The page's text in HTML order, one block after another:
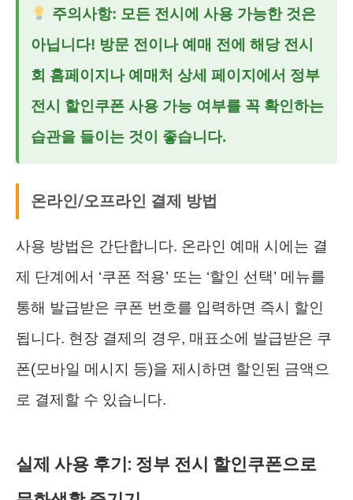
주의사항: 모든 전시에 사용 가능한 것은
아닙니다! 방문 전이나 예매 전에 해당 전시
회 홈페이지나 예매처 상세 페이지에서 정부
전시 할인쿠폰 사용 가능 여부를 꼭 확인하는
습관을 들이는 것이 좋습니다.
온라인/오프라인 결제 방법
사용 방법은 간단합니다. 온라인 예매 시에는 결
제 단계에서 ‘쿠폰 적용’ 또는 ‘할인 선택’ 메뉴를
통해 발급받은 쿠폰 번호를 입력하면 즉시 할인
됩니다. 현장 결제의 경우, 매표소에 발급받은 쿠
폰(모바일 메시지 등)을 제시하면 할인된 금액으
로 결제할 수 있습니다.
실제 사용 후기: 정부 전시 할인쿠폰으로